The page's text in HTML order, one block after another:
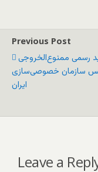
Previous Post
رسمی ممنوع‌الخروجی
سازمان خصوصی‌سازی
ایران
Leave a